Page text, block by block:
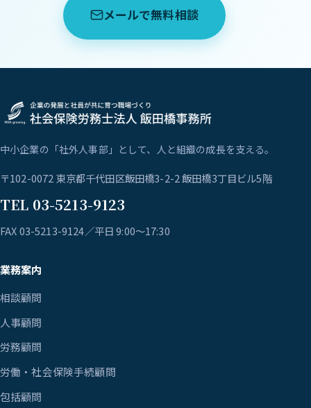
メールで無料相談
中小企業の「社外人事部」として、人と組織の成長を支える。
〒102-0072 東京都千代田区飯田橋3-2-2 飯田橋3丁目ビル5階
TEL 03-5213-9123
FAX 03-5213-9124／平日 9:00〜17:30
業務案内
相談顧問
人事顧問
労務顧問
労働・社会保険手続顧問
包括顧問